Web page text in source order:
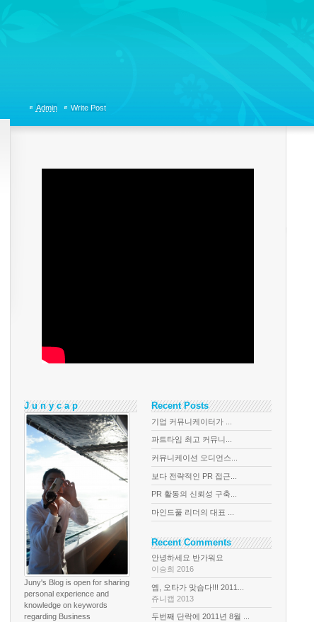
Admin Write Post
J u n y c a p
Juny's Blog is open for sharing
personal experience and
knowledge on keywords
regarding Business
Recent Posts
기업 커뮤니케이터가 ...
파트타임 최고 커뮤니...
커뮤니케이션 오디언스...
보다 전략적인 PR 접근...
PR 활동의 신뢰성 구축...
마인드풀 리더의 대표 ...
Recent Comments
안녕하세요 반가워요
이승희 2016
옙, 오타가 맞슴다!!! 2011...
쥬니캡 2013
두번째 단락에 2011년 8월 ...